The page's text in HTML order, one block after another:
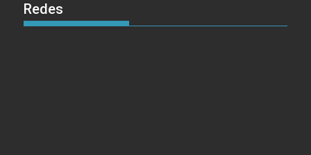
Redes